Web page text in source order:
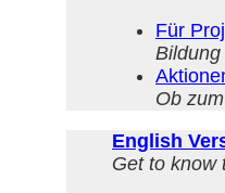
Für
Ob
English
Get to know